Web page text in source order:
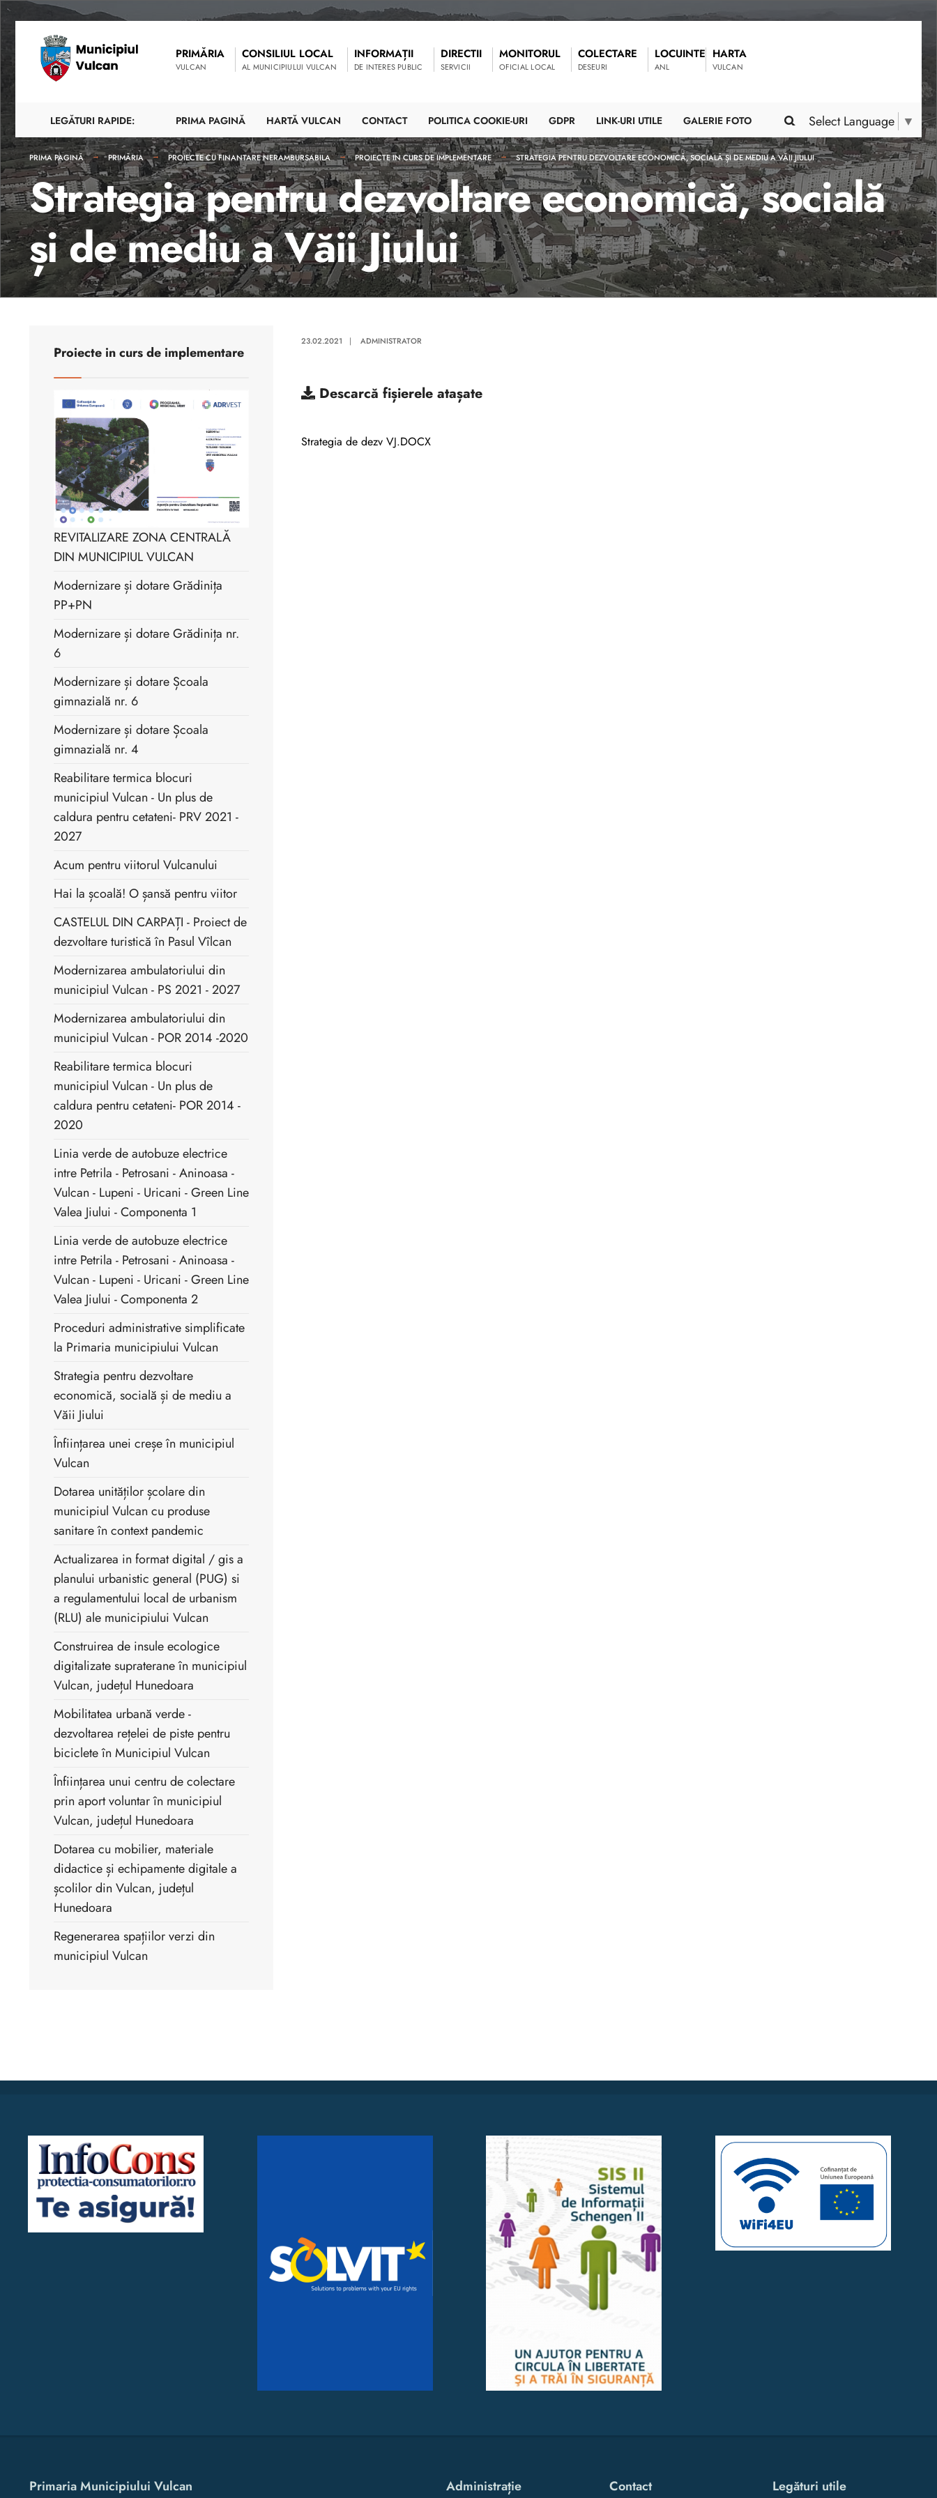
PRIMĂRIA
VULCAN
CONSILIUL LOCAL
AL MUNICIPIULUI VULCAN
INFORMAȚII
DE INTERES PUBLIC
DIRECTII
SERVICII
MONITORUL
OFICIAL LOCAL
COLECTARE
DESEURI
LOCUINTE
ANL
HARTA
VULCAN
Select Language ▼
LEGĂTURI RAPIDE: PRIMA PAGINĂ HARTĂ VULCAN CONTACT POLITICA COOKIE-URI GDPR LINK-URI UTILE GALERIE FOTO
PRIMA PAGINĂ PRIMĂRIA PROIECTE CU FINANTARE NERAMBURSABILA PROIECTE IN CURS DE IMPLEMENTARE STRATEGIA PENTRU DEZVOLTARE ECONOMICĂ, SOCIALĂ ȘI DE MEDIU A VĂII JIULUI
Strategia pentru dezvoltare economică, socială
și de mediu a Văii Jiului
23.02.2021 | ADMINISTRATOR
Descarcă fișierele atașate
Strategia de dezv VJ.DOCX
Proiecte in curs de implementare
REVITALIZARE ZONA CENTRALĂ
DIN MUNICIPIUL VULCAN
Modernizare și dotare Grădinița
PP+PN
Modernizare și dotare Grădinița nr.
6
Modernizare și dotare Școala
gimnazială nr. 6
Modernizare și dotare Școala
gimnazială nr. 4
Reabilitare termica blocuri
municipiul Vulcan - Un plus de
caldura pentru cetateni- PRV 2021 -
2027
Acum pentru viitorul Vulcanului
Hai la școală! O șansă pentru viitor
CASTELUL DIN CARPAȚI - Proiect de
dezvoltare turistică în Pasul Vîlcan
Modernizarea ambulatoriului din
municipiul Vulcan - PS 2021 - 2027
Modernizarea ambulatoriului din
municipiul Vulcan - POR 2014 -2020
Reabilitare termica blocuri
municipiul Vulcan - Un plus de
caldura pentru cetateni- POR 2014 -
2020
Linia verde de autobuze electrice
intre Petrila - Petrosani - Aninoasa -
Vulcan - Lupeni - Uricani - Green Line
Valea Jiului - Componenta 1
Linia verde de autobuze electrice
intre Petrila - Petrosani - Aninoasa -
Vulcan - Lupeni - Uricani - Green Line
Valea Jiului - Componenta 2
Proceduri administrative simplificate
la Primaria municipiului Vulcan
Strategia pentru dezvoltare
economică, socială și de mediu a
Văii Jiului
Înființarea unei creșe în municipiul
Vulcan
Dotarea unităților școlare din
municipiul Vulcan cu produse
sanitare în context pandemic
Actualizarea in format digital / gis a
planului urbanistic general (PUG) si
a regulamentului local de urbanism
(RLU) ale municipiului Vulcan
Construirea de insule ecologice
digitalizate supraterane în municipiul
Vulcan, județul Hunedoara
Mobilitatea urbană verde -
dezvoltarea rețelei de piste pentru
biciclete în Municipiul Vulcan
Înființarea unui centru de colectare
prin aport voluntar în municipiul
Vulcan, județul Hunedoara
Dotarea cu mobilier, materiale
didactice și echipamente digitale a
școlilor din Vulcan, județul
Hunedoara
Regenerarea spațiilor verzi din
municipiul Vulcan
Primaria Municipiului Vulcan Administrație Contact Legături utile